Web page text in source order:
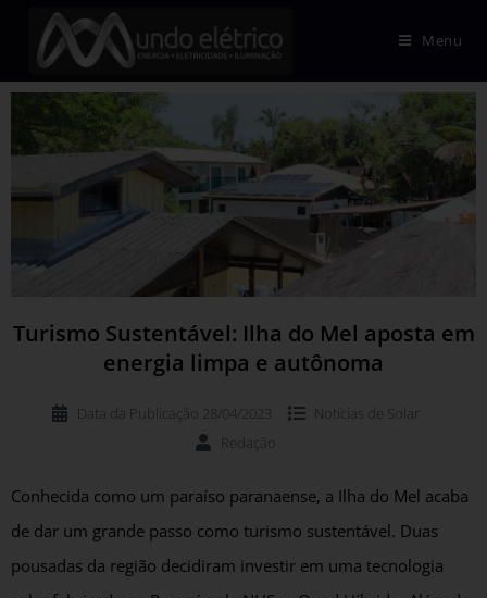
Menu
Turismo Sustentável: Ilha do Mel aposta em
energia limpa e autônoma
Data da Publicação 28/04/2023 Notícias de
Solar
Redação
Conhecida como um paraíso paranaense, a Ilha do Mel acaba
de dar um grande passo como turismo sustentável. Duas
pousadas da região decidiram investir em uma tecnologia